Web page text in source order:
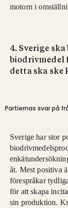
motorn i
4. Sverige
biodrivmedel
detta ska ske
Partiernas svar på
Sverige har stor
åt. Mest positiva
förespråkar
för att skapa
sin produktion.